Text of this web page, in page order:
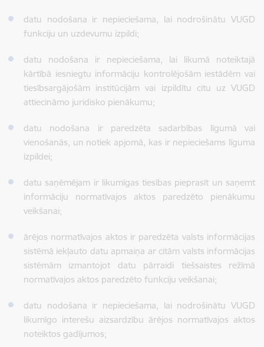
datu nodošana ir nepieciešama, lai nodrošinātu VUGD
funkciju un uzdevumu izpildi;
datu nodošana ir nepieciešama, lai likumā noteiktajā
kārtībā iesniegtu informāciju kontrolējošām iestādēm vai
tiesībsargājošām institūcijām vai izpildītu citu uz VUGD
attiecināmo juridisko pienākumu;
datu nodošana ir paredzēta sadarbības līgumā vai
vienošanās, un notiek apjomā, kas ir nepieciešams līguma
izpildei;
datu saņēmējam ir likumīgas tiesības pieprasīt un saņemt
informāciju normatīvajos aktos paredzēto pienākumu
veikšanai;
ārējos normatīvajos aktos ir paredzēta valsts informācijas
sistēmā iekļauto datu apmaiņa ar citām valsts informācijas
sistēmām izmantojot datu pārraidi tiešsaistes režīmā
normatīvajos aktos paredzēto funkciju veikšanai;
datu nodošana ir nepieciešama, lai nodrošinātu VUGD
likumīgo interešu aizsardzību ārējos normatīvajos aktos
noteiktos gadījumos;